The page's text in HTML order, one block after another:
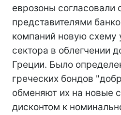
еврозоны согласовали
представителями
компаний новую схему
сектора в облегчении
Греции. Было
греческих бондов
обменяют их на новые
дисконтом к